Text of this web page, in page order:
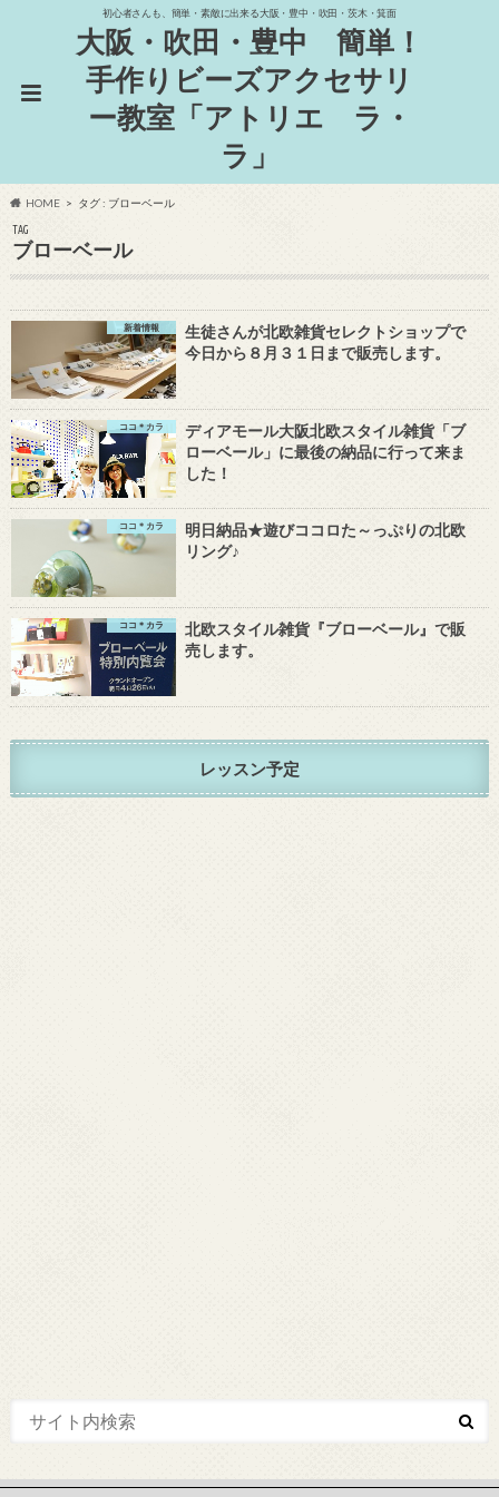
初心者さんも、簡単・素敵に出来る大阪・豊中・吹田・茨木・箕面
大阪・吹田・豊中 簡単！
手作りビーズアクセサリ
ー教室「アトリエ ラ・
ラ」
HOME タグ : ブローベール
TAG
ブローベール
新着情報
生徒さんが北欧雑貨セレクトショップで
今日から８月３１日まで販売します。
ココ＊カラ
ディアモール大阪北欧スタイル雑貨「ブ
ローベール」に最後の納品に行って来ま
した！
ココ＊カラ
明日納品★遊びココロた～っぷりの北欧
リング♪
ココ＊カラ
北欧スタイル雑貨『ブローベール』で販
売します。
レッスン予定